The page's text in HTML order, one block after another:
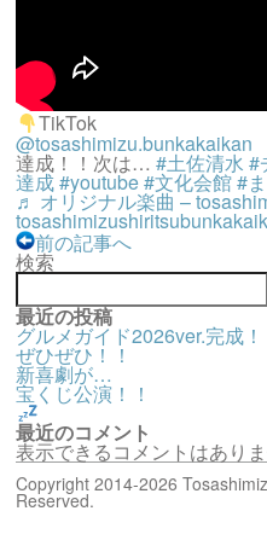
TikTok
@tosashimizu.bunkakaikan
達成！！次は…#土佐清水 #
達成#youtube#文化会館#
♬ オリジナル楽曲 –
前の記事へ
検索
最近の投稿
グルメガイド2026ver.完成！
ぜひぜひ！！
新喜劇が…
宝くじ公演！！
最近のコメント
表示できるコメントはありま
Copyright 2014-2026
Reserved.